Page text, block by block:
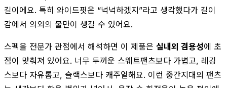
길이에요. 특히 와이드핏은 “넉넉하겠지”라고 생각했다가 길이
감에서 의외의 불만이 생길 수 있어요.
스펙을 전문가 관점에서 해석하면 이 제품은 실내외 겸용성에 초
점이 맞춰져 있어요. 너무 두꺼운 스웨트팬츠보다 가볍고, 레깅
스보다 자유롭고, 슬랙스보다 캐주얼해요. 이런 중간지대의 팬츠